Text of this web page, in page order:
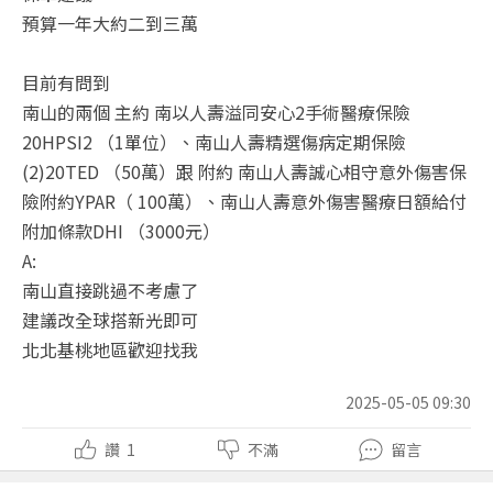
預算一年大約二到三萬
目前有問到
南山的兩個 主約 南以人壽溢同安心2手術醫療保險
20HPSI2 （1單位）、南山人壽精選傷病定期保險
(2)20TED （50萬）跟 附約 南山人壽誠心相守意外傷害保
險附約YPAR（ 100萬）、南山人壽意外傷害醫療日額給付
附加條款DHI （3000元）
A:
南山直接跳過不考慮了
建議改全球搭新光即可
北北基桃地區歡迎找我
2025-05-05 09:30
讚 1 不滿 留言